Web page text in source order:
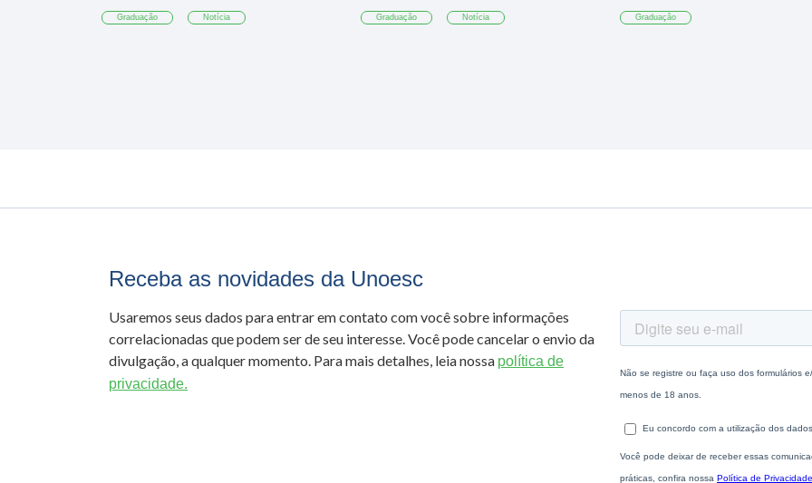
Graduação Notícia Graduação Notícia Graduação
Receba as novidades da Unoesc
Usaremos seus dados para entrar em contato com você sobre informações
correlacionadas que podem ser de seu interesse. Você pode cancelar o envio da
divulgação, a qualquer momento. Para mais detalhes, leia nossa política de
privacidade.